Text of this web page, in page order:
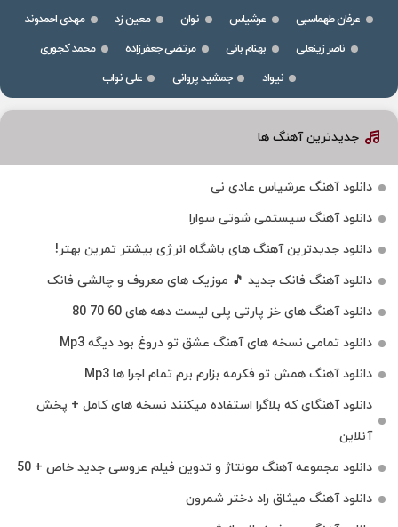
عرفان طهماسبی
عرشیاس نوان معین زد
مهدی احمدوند
ناصر زینعلی
بهنام بانی مرتضی جعفرزاده
محمد کجوری
نیواد
جمشید پروانی علی نواب
جدیدترین آهنگ ها
دانلود آهنگ عرشیاس عادی نی
دانلود آهنگ سیستمی شوتی سوارا
دانلود جدیدترین آهنگ‌ های باشگاه انرژی بیشتر تمرین بهتر!
دانلود آهنگ فانک جدید 🎵 موزیک‌ های معروف و چالشی فانک
دانلود آهنگ های خز پارتی پلی لیست دهه های 60 70 80
دانلود تمامی نسخه های آهنگ عشق تو دروغ بود دیگه Mp3
دانلود آهنگ همش تو فکرمه بزارم برم تمام اجرا ها Mp3
دانلود آهنگای که بلاگرا استفاده میکنند نسخه های کامل + پخش
آنلاین
دانلود مجموعه آهنگ مونتاژ و تدوین فیلم عروسی جدید خاص + 50
دانلود آهنگ میثاق راد دختر شمرون